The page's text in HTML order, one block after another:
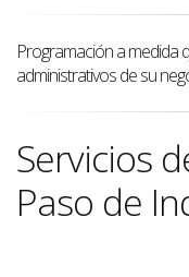
Programación a medida
administrativos de su
Servicios
Paso de